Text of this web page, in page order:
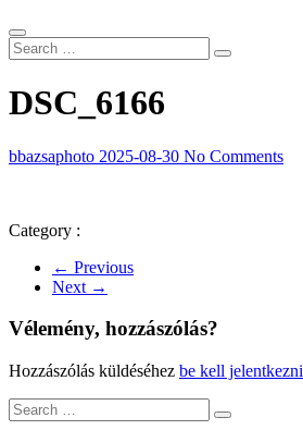
DSC_6166
bbazsaphoto 2025-08-30 No Comments
Category :
← Previous
Next →
Vélemény, hozzászólás?
Hozzászólás küldéséhez be kell jelentkezni